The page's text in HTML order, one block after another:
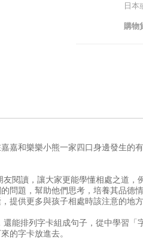
日本
購物
嘉和樂樂小熊一家四口身邊發生的
閱讀，讓大家更能學懂相處之道，
問題，幫助他們思考，培養其品德情
提供更多與孩子相處時該注意的地方
能排列字卡組成句子，從中學習「
的字卡放進去。